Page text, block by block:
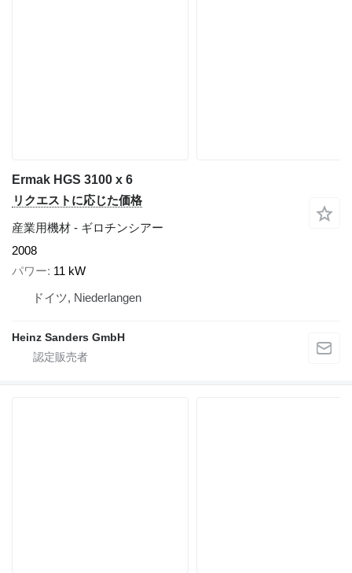
Ermak HGS 3100 x 6
リクエストに応じた価格
産業用機材 - ギロチンシアー
2008
パワー 11 kW
ドイツ, Niederlangen
Heinz Sanders GmbH